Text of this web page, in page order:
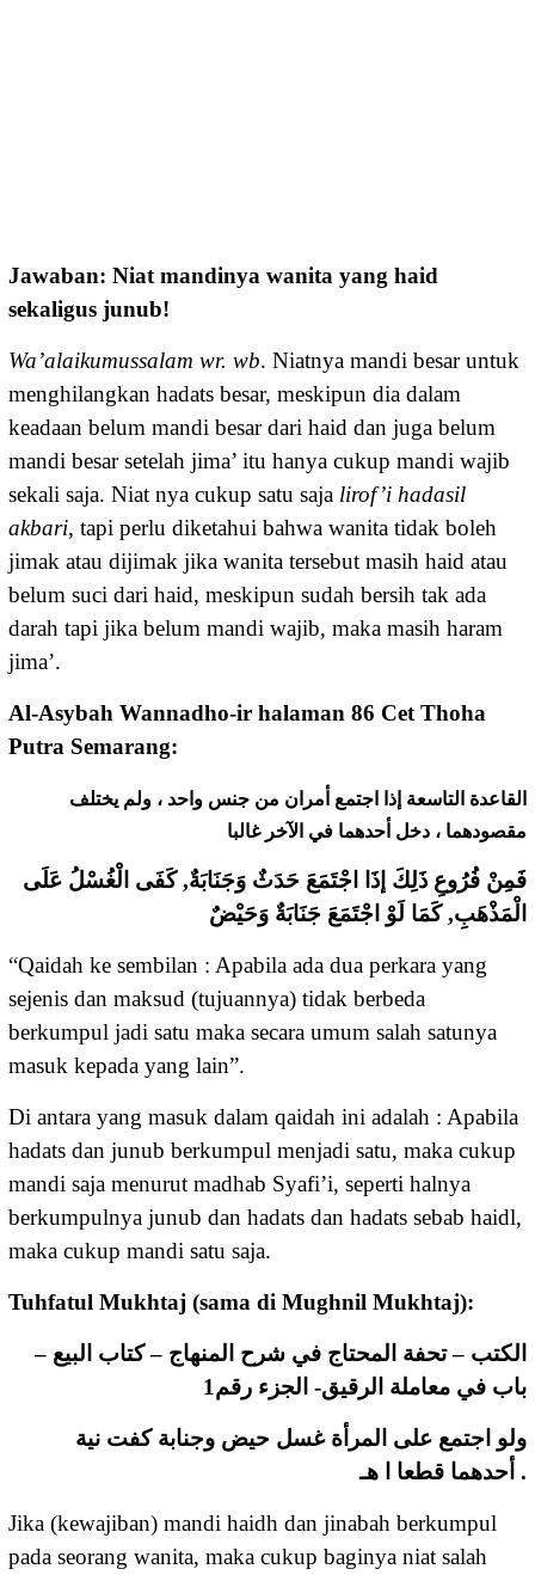
Jawaban: Niat mandinya wanita yang haid
sekaligus junub!
Wa’alaikumussalam wr. wb. Niatnya mandi besar untuk
menghilangkan hadats besar, meskipun dia dalam
keadaan belum mandi besar dari haid dan juga belum
mandi besar setelah jima’ itu hanya cukup mandi wajib
sekali saja. Niat nya cukup satu saja lirof’i hadasil
akbari, tapi perlu diketahui bahwa wanita tidak boleh
jimak atau dijimak jika wanita tersebut masih haid atau
belum suci dari haid, meskipun sudah bersih tak ada
darah tapi jika belum mandi wajib, maka masih haram
jima’.
Al-Asybah Wannadho-ir halaman 86 Cet Thoha
Putra Semarang:
ﺍﻟﻘﺎﻋﺪﺓ ﺍﻟﺘﺎﺳﻌﺔ ﺇﺫﺍ ﺍﺟﺘﻤﻊ ﺃﻣﺮﺍﻥ ﻣﻦ ﺟﻨﺲ ﻭﺍﺣﺪ ، ﻭﻟﻢ ﻳﺨﺘﻠﻒ
ﻣﻘﺼﻮﺩﻫﻤﺎ ، ﺩﺧﻞ ﺃﺣﺪﻫﻤﺎ ﻓﻲ ﺍﻵﺧﺮ ﻏﺎﻟﺒﺎ
فَمِنْ فُرُوعِ ذَلِكَ إذَا اجْتَمَعَ حَدَثٌ وَجَنَابَةٌ, كَفَى الْغُسْلُ عَلَى
الْمَذْهَبِ, كَمَا لَوْ اجْتَمَعَ جَنَابَةٌ وَحَيْضٌ
“Qaidah ke sembilan : Apabila ada dua perkara yang
sejenis dan maksud (tujuannya) tidak berbeda
berkumpul jadi satu maka secara umum salah satunya
masuk kepada yang lain”.
Di antara yang masuk dalam qaidah ini adalah : Apabila
hadats dan junub berkumpul menjadi satu, maka cukup
mandi saja menurut madhab Syafi’i, seperti halnya
berkumpulnya junub dan hadats dan hadats sebab haidl,
maka cukup mandi satu saja.
Tuhfatul Mukhtaj (sama di Mughnil Mukhtaj):
الكتب – تحفة المحتاج في شرح المنهاج – كتاب البيع –
باب في معاملة الرقيق- الجزء رقم1
ولو اجتمع على المرأة غسل حيض وجنابة كفت نية
أحدهما قطعا ا هـ .
Jika (kewajiban) mandi haidh dan jinabah berkumpul
pada seorang wanita, maka cukup baginya niat salah